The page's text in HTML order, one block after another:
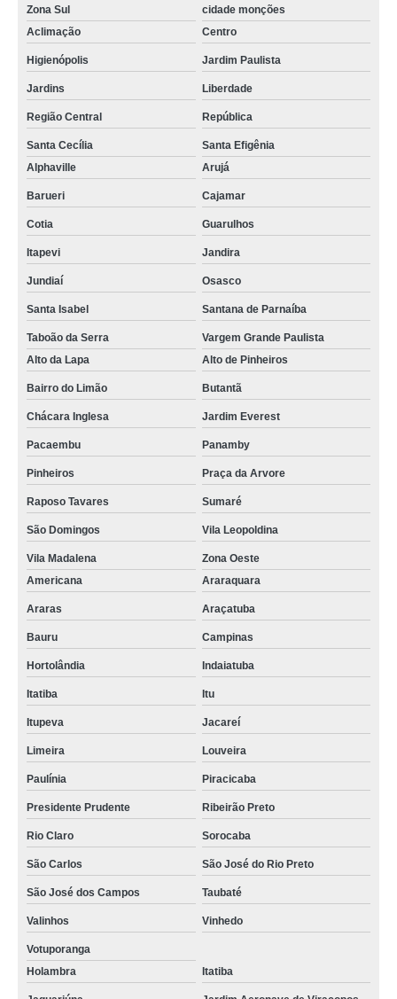
Zona Sul
cidade monções
Aclimação
Centro
Higienópolis Jardim Paulista
Jardins Liberdade
Região Central República
Santa Cecília
Santa Efigênia
Alphaville
Arujá
Barueri Cajamar
Cotia Guarulhos
Itapevi Jandira
Jundiaí Osasco
Santa Isabel Santana de Parnaíba
Taboão da Serra
Vargem Grande Paulista
Alto da Lapa
Alto de Pinheiros
Bairro do Limão Butantã
Chácara Inglesa Jardim Everest
Pacaembu Panamby
Pinheiros Praça da Arvore
Raposo Tavares Sumaré
São Domingos Vila Leopoldina
Vila Madalena
Zona Oeste
Americana
Araraquara
Araras Araçatuba
Bauru Campinas
Hortolândia Indaiatuba
Itatiba Itu
Itupeva Jacareí
Limeira Louveira
Paulínia Piracicaba
Presidente Prudente Ribeirão Preto
Rio Claro Sorocaba
São Carlos São José do Rio Preto
São José dos Campos Taubaté
Valinhos Vinhedo
Votuporanga
Holambra
Itatiba